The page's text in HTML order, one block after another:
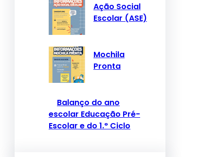
Ação Social
Escolar (ASE)
Mochila
Pronta
Balanço do ano
escolar Educação Pré-
Escolar e do 1.° Ciclo